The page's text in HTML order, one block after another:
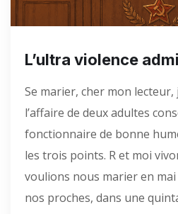
L’ultra violence
Se marier, cher mon lecteur,
l’affaire de deux adultes
fonctionnaire de bonne
les trois points. R et moi
voulions nous marier en
nos proches, dans une